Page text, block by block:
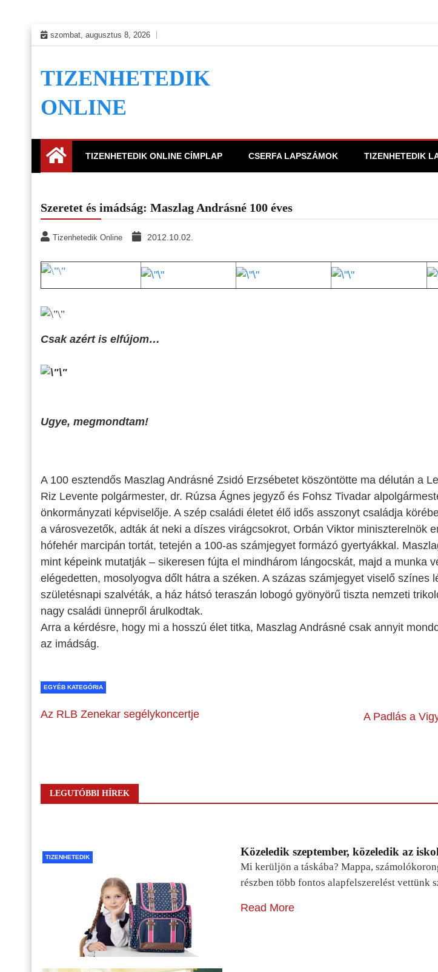
Skip
to
szombat, augusztus 8, 2026
TIZENHETEDIK
ONLINE
TIZENHETEDIK ONLINE CÍMPLAP CSERFA LAPSZÁMOK TIZENHETEDIK
Szeretet és imádság: Maszlag Andrásné 100 éves
Tizenhetedik Online 2012.10.02.
Csak azért is elfújom…
Ugye, megmondtam!
A 100 esztendős Maszlag Andrásné Zsidó Erzsébetet köszöntötte ma délután a
Riz Levente polgármester, dr. Rúzsa Ágnes jegyző és Fohsz Tivadar
önkormányzati képviselője. A szép családi életet élő idős asszonyt családja
a városvezetők, adták át neki a díszes virágcsokrot, Orbán Viktor miniszterelnök
hófehér marcipán tortát, tetején a 100-as számjegyet formázó gyertyákkal.
mint képeink mutatják – sikeresen fújta el mindhárom lángocskát, majd a munka
elégedetten, mosolyogva dőlt hátra a széken. A százas számjegyet viselő színes
születésnapi szalvéták, a ház hátsó teraszán lobogó gyönyörű tiszta nemzeti
nagy családi ünnepről árulkodtak.
Arra a kérdésre, hogy mi a hosszú élet titka, Maszlag Andrásné csak annyit
az imádság.
EGYÉB KATEGÓRIA
Az RLB Zenekar segélykoncertje A Padlás a
LEGUTÓBBI HÍREK
TIZENHETEDIK Közeledik szeptember, közeledik az
Mi kerüljön a táskába? Mappa,
részben több fontos alapfelszerelést vettünk
Read More